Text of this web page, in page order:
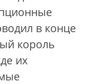
в конце
король
их